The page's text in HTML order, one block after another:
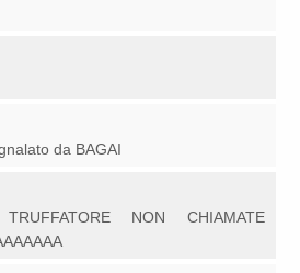
da BAGAI
TRUFFATORE NON CHIAMATE